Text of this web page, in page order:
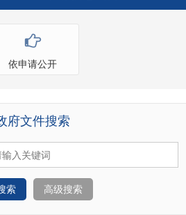
依申请公开
府文件搜索
索 高级搜索